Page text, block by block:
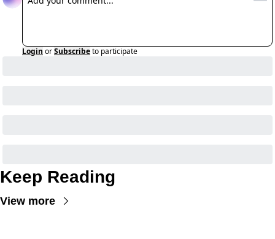
Login orSubscribeto participate
Keep Reading
View more